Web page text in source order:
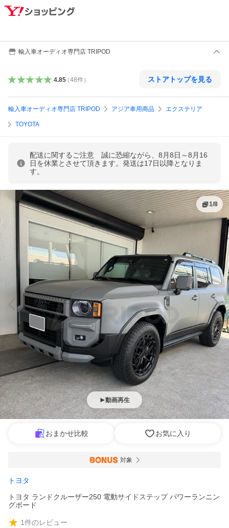
輸入車オーディオ専門店 TRIPOD
4.85（48件） ストアトップを見る
輸入車オーディオ専門店 TRIPOD アジア車用商品 エクステリア
TOYOTA
配送に関するご注意 誠に恐縮ながら、8月8日～8月16
日を休業とさせて頂きます。発送は17日以降となりま
す。
動画再生
1/8
おまかせ比較 お気に入り
対象
トヨタ
トヨタ ランドクルーザー250 電動サイドステップ パワーランニン
グボード
1件のレビュー